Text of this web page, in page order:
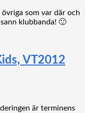
som var där och
klubbanda! 🙂
VT2012
är terminens